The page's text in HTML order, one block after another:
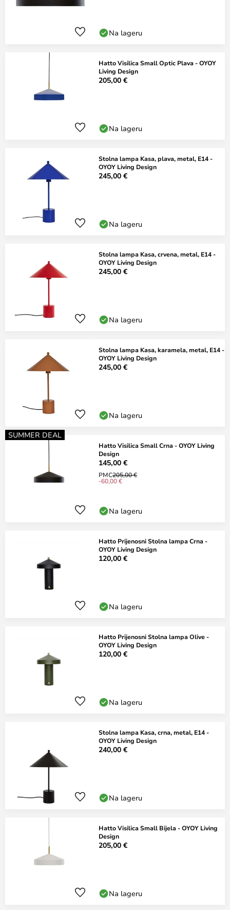
Na lageru
Hatto Visilica Small Optic Plava - OYOY
Living Design
205,00 €
Na lageru
Stolna lampa Kasa, plava, metal, E14 -
OYOY Living Design
245,00 €
Na lageru
Stolna lampa Kasa, crvena, metal, E14 -
OYOY Living Design
245,00 €
Na lageru
Stolna lampa Kasa, karamela, metal, E14 -
OYOY Living Design
245,00 €
Na lageru
SUMMER DEAL
Hatto Visilica Small Crna - OYOY Living
Design
145,00 €
PMC205,00 €
-60,00 €
Na lageru
Hatto Prijenosni Stolna lampa Crna -
OYOY Living Design
120,00 €
Na lageru
Hatto Prijenosni Stolna lampa Olive -
OYOY Living Design
120,00 €
Na lageru
Stolna lampa Kasa, crna, metal, E14 -
OYOY Living Design
240,00 €
Na lageru
Hatto Visilica Small Bijela - OYOY Living
Design
205,00 €
Na lageru